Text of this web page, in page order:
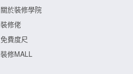
關於裝修學院
裝修佬
免費度尺
裝修MALL